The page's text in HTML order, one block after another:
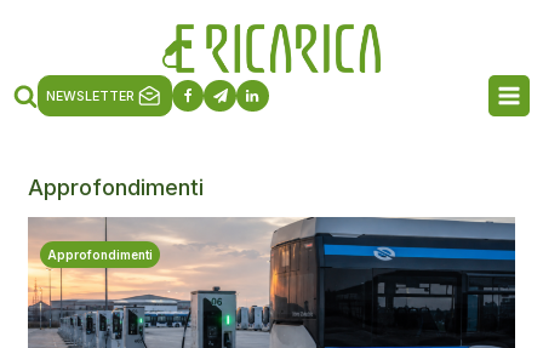
NEWSLETTER
Approfondimenti
Approfondimenti